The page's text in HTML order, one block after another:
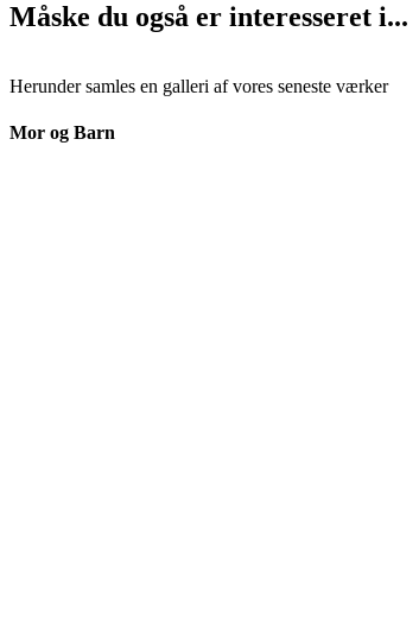
Måske du også er interesseret i...
Herunder samles en galleri af vores seneste værker
Mor og Barn